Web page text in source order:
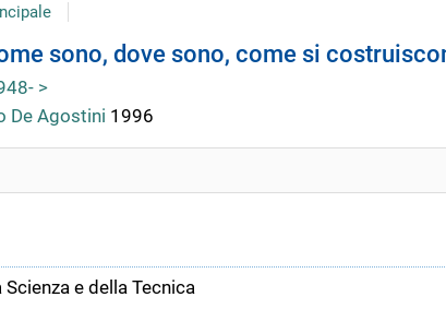
sono, dove sono, come si
>
De Agostini 1996
e della Tecnica